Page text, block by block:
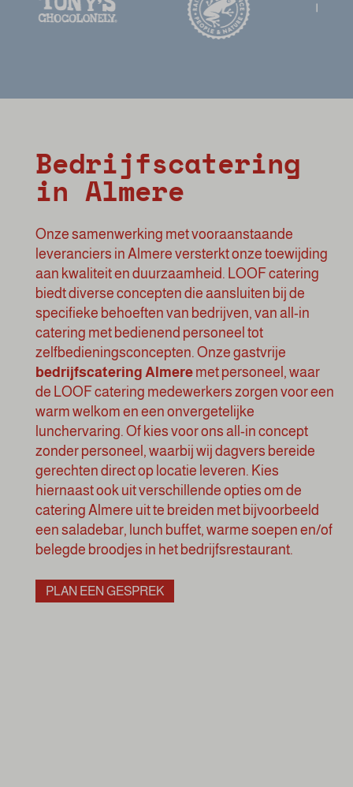
Bedrijfscatering
in Almere
Onze samenwerking met vooraanstaande
leveranciers in Almere versterkt onze toewijding
aan kwaliteit en duurzaamheid. LOOF catering
biedt diverse concepten die aansluiten bij de
specifieke behoeften van bedrijven, van all-in
catering met bedienend personeel tot
zelfbedieningsconcepten. Onze gastvrije
bedrijfscatering Almeremet personeel, waar
de LOOF catering medewerkers zorgen voor een
warm welkom en een onvergetelijke
lunchervaring. Of kies voor ons all-in concept
zonder personeel, waarbij wij dagvers bereide
gerechten direct op locatie leveren. Kies
hiernaast ook uit verschillende opties om de
catering Almere uit te breiden met bijvoorbeeld
een saladebar, lunch buffet, warme soepen en/of
belegde broodjes in het bedrijfsrestaurant.
PLAN EEN GESPREK